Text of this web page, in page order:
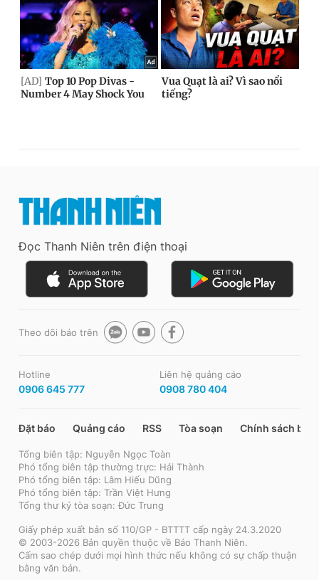
Đọc Thanh Niên trên điện thoại
Theo dõi báo trên
Hotline
0906 645 777
Liên hệ quảng cáo
0908 780 404
Đặt báo Quảng cáo RSS Tòa soạn Chính sách bảo
Tổng biên tập: Nguyễn Ngọc Toàn
Phó tổng biên tập thường trực: Hải Thành
Phó tổng biên tập: Lâm Hiếu Dũng
Phó tổng biên tập: Trần Việt Hưng
Tổng thư ký tòa soạn: Đức Trung
Giấy phép xuất bản số 110/GP - BTTTT cấp ngày 24.3.2020
© 2003-2026 Bản quyền thuộc về Báo Thanh Niên.
Cấm sao chép dưới mọi hình thức nếu không có sự chấp thuận
bằng văn bản.